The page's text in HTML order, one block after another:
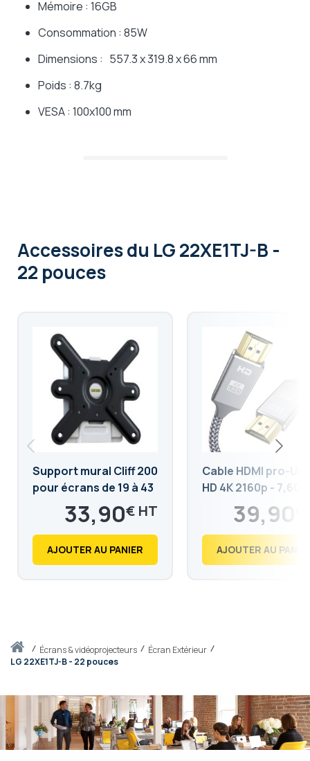
Accueilécrans & vidéoprojecteurs
Écran Extérieur
LG 22XE1TJ-B - 22 pouces
Mémoire : 16GB
Consommation : 85W
Dimensions : 557.3 x 319.8 x 66 mm
Poids : 8.7kg
VESA : 100x100 mm
Accessoiresdu LG 22XE1TJ-B -
22 pouces
Support mural Cliff 200
pour écrans de 19 à 43
pouces33,90€
40,68
AJOUTER AU PANIER
Cable HDMI pro-
HD 4K 2160p - 7,60m
39,90
47,88
AJOUTER AU